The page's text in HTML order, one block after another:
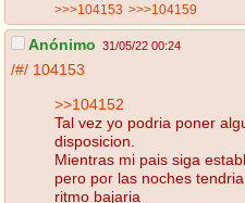
>>>104153 >>>104159
Anónimo 31/05/22 00:24
/#/ 104153
>>104152
Tal vez yo podria poner
disposicion.
Mientras mi pais siga
pero por las noches
ritmo bajaria